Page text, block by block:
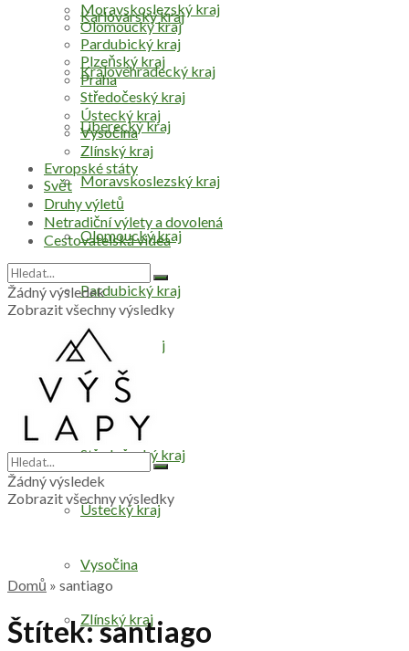
Karlovarský kraj
Královéhradecký kraj
Liberecký kraj
Moravskoslezský kraj
Olomoucký kraj
Pardubický kraj
Plzeňský kraj
Praha
Středočeský kraj
Ústecký kraj
Vysočina
Zlínský kraj
Moravskoslezský kraj
Olomoucký kraj
Pardubický kraj
Plzeňský kraj
Praha
Středočeský kraj
Ústecký kraj
Vysočina
Zlínský kraj
Evropské státy
Svět
Druhy výletů
Netradiční výlety a dovolená
Cestovatelská videa
Žádný výsledek
Zobrazit všechny výsledky
Žádný výsledek
Zobrazit všechny výsledky
Domů » santiago
Štítek:santiago